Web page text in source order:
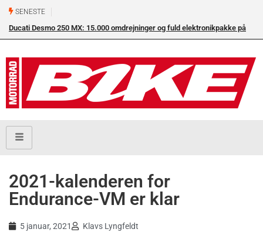
SENESTE
Ducati Desmo 250 MX: 15.000 omdrejninger og fuld elektronikpakke på
2021-kalenderen for
Endurance-VM er klar
5 januar, 2021 Klavs Lyngfeldt